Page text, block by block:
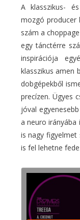
A klasszikus-
mozgó producer
szám a
egy tánctérre
inspirációja
klasszikus amen
dobgépekből
precízen. Ügyes
jóval
a neuro irányába
is nagy figyelmet
is fel lehetne